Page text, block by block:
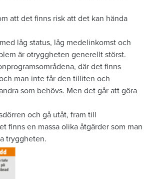
att det finns risk att det kan hända
låg status, låg medelinkomst och
är otryggheten generellt störst.
där det finns
man inte får den tilliten och
som behövs. Men det går att göra
och gå utåt, fram till
finns en massa olika åtgärder som man
tryggheten.